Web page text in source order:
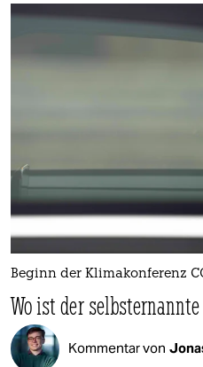
Beginn der Klimakonferenz
Wo ist der
Kommentar von